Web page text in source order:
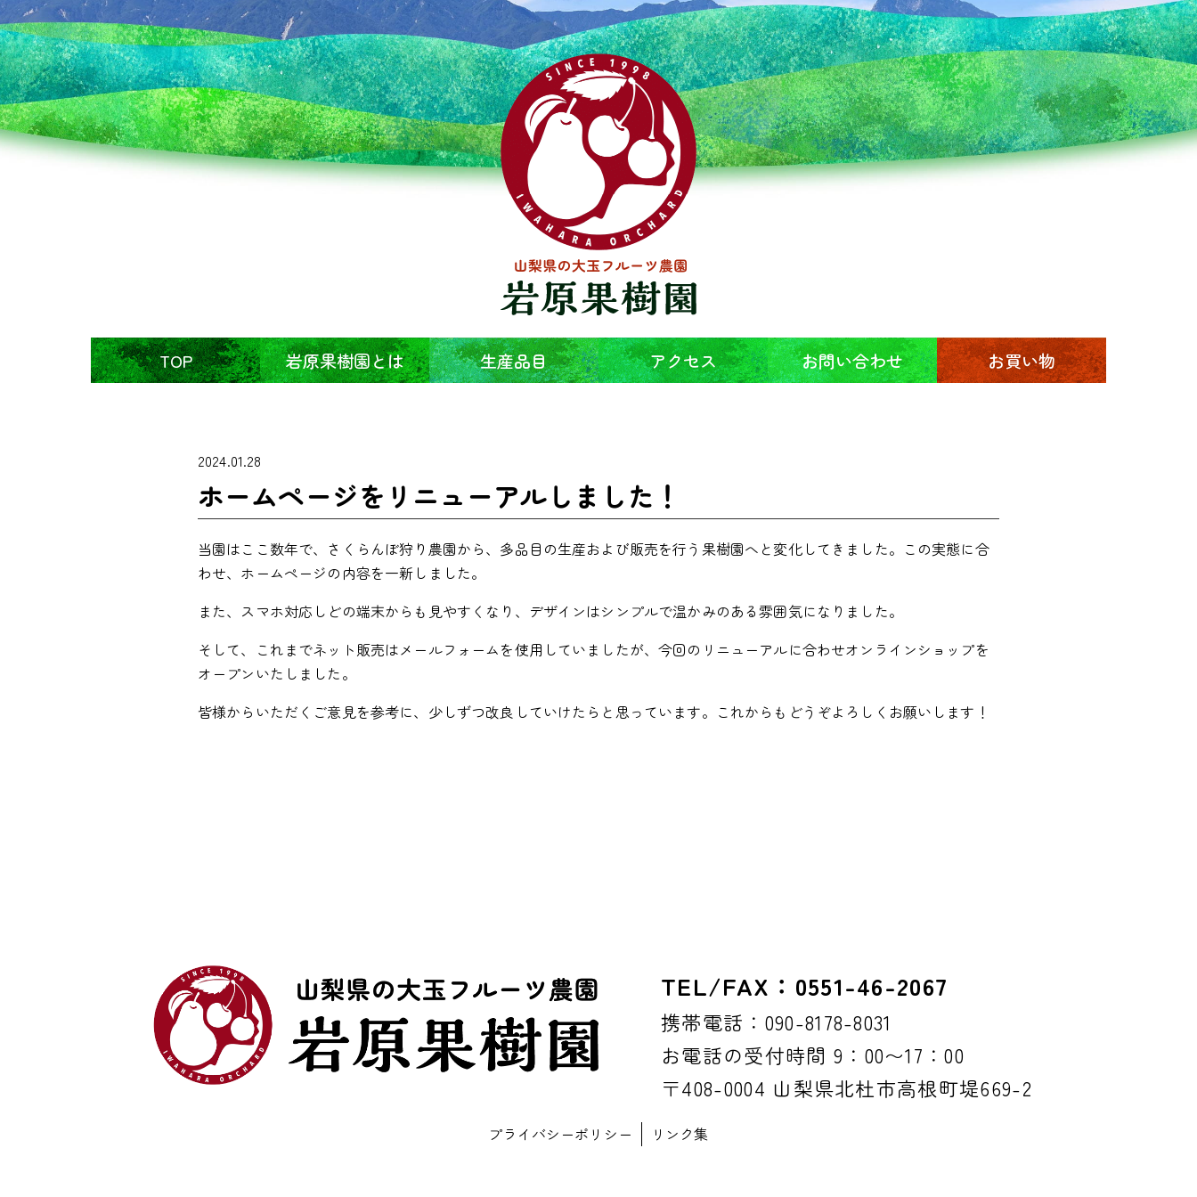
TOP 岩原果樹園とは 生産品目 アクセス お問い合わせ お買い物
2024.01.28
ホームページをリニューアルしました！
当園はここ数年で、さくらんぼ狩り農園から、多品目の生産および販売を行う果樹園へと変化してきました。この実態に合
わせ、ホームページの内容を一新しました。
また、スマホ対応しどの端末からも見やすくなり、デザインはシンプルで温かみのある雰囲気になりました。
そして、これまでネット販売はメールフォームを使用していましたが、今回のリニューアルに合わせオンラインショップを
オープンいたしました。
皆様からいただくご意見を参考に、少しずつ改良していけたらと思っています。これからもどうぞよろしくお願いします！
TEL/FAX：0551-46-2067
携帯電話：090-8178-8031
お電話の受付時間 9：00〜17：00
〒408-0004 山梨県北杜市高根町堤669-2
プライバシーポリシー リンク集